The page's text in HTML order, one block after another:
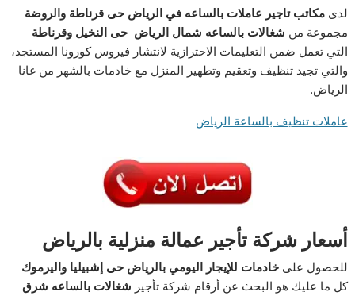
لدىمكاتب تاجير عاملات بالساعه في الرياض حى قرناطة والروضة
مجموعة من شغالات بالساعه شمال الرياض حى النخيل وقرناطة
التي تعمل ضمن التعليمات الاحترازية لانتشار فيروس كورونا المستجد،
والتي تجيد تنظيف وتعقيم وتطهير المنزل مع خادمات بالشهر من غانا
الرياض.
عاملات تنظيف بالساعة الرياض
أسعار شركة تأجير عمالة منزلية بالرياض
للحصول علىخادمات للإيجار اليومي بالرياض حى إشبيليا واليرموك
كل ما عليك هو البحث عن أرقام شركة تأجير شغالات بالساعه شرق